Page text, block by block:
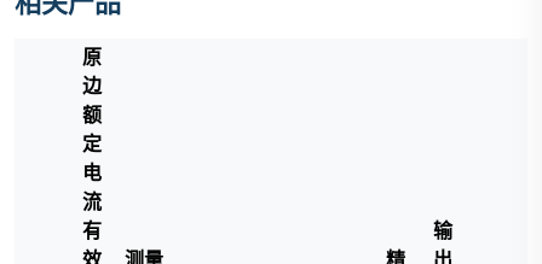
原
边
额
定
电
流
有
输